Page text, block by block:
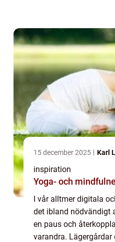
15 december 2025 Karl
inspiration
Yoga- och
I vår alltmer digitala
det ibland nödvändigt
en paus och
varandra.